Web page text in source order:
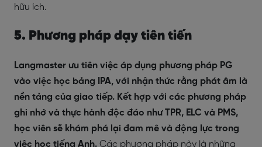
hữu ích.
5. Phương pháp dạy tiên tiến
Langmaster ưu tiên việc áp dụng phương pháp PG
vào việc học bảng IPA, với nhận thức rằng phát âm là
nền tảng của giao tiếp. Kết hợp với các phương pháp
ghi nhớ và thực hành độc đáo như TPR, ELC và PMS,
học viên sẽ khám phá lại đam mê và động lực trong
việc học tiếng Anh. Các phương pháp này là những